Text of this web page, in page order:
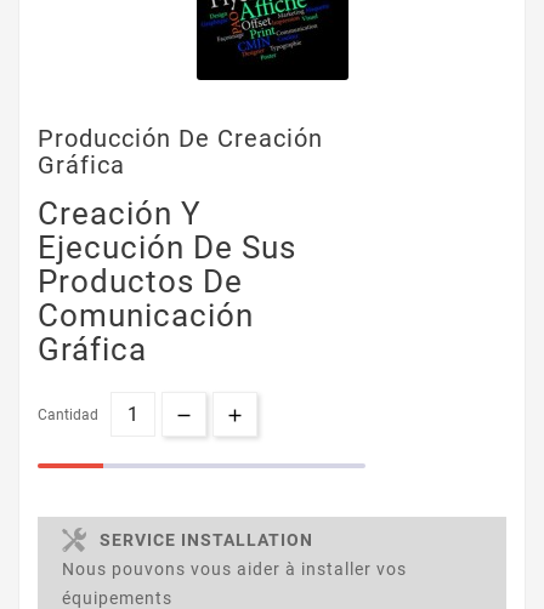
Producción De Creación
Gráfica
Creación Y
Ejecución De Sus
Productos De
Comunicación
Gráfica
Cantidad
SERVICE INSTALLATION
Nous pouvons vous aider à installer vos
équipements